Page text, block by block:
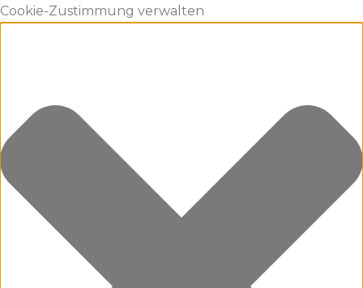
Cookie-Zustimmung verwalten